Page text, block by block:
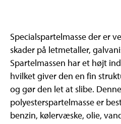
Specialspartelmasse der er
skader på letmetaller,
Spartelmassen har et højt
hvilket giver den en fin
og gør den let at slibe.
polyesterspartelmasse er
benzin, kølervæske, olie,